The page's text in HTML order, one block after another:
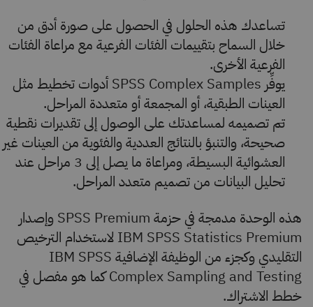
تساعدك هذه الحلول في الحصول على صورة أدق من
خلال السماح بتقييمات الفئات الفرعية مع مراعاة الفئات
الفرعية الأخرى.
يوفِّر SPSS Complex Samples أدوات تخطيط مثل
العينات الطبقية، أو المجمعة أو متعددة المراحل.
تم تصميمه لمساعدتك على الوصول إلى تقديرات نقطية
صحيحة، والتنبؤ بالنتائج العددية والفئوية من العينات غير
العشوائية البسيطة، ومراعاة ما يصل إلى 3 مراحل عند
تحليل البيانات من تصميم متعدد المراحل.
هذه الوحدة مدمجة في حزمة SPSS Premium وإصدار
IBM SPSS Statistics Premium لاستخدام الترخيص
التقليدي وكجزء من الوظيفة الإضافية IBM SPSS
Complex Sampling and Testing كما هو مفصل في
خطط الاشتراك.